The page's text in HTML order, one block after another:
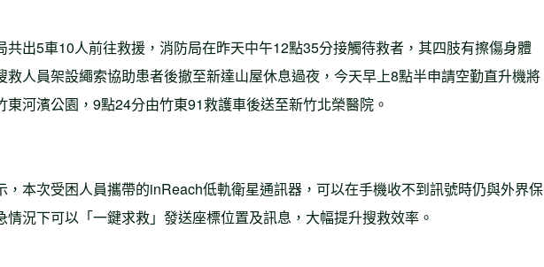
共出5車10人前往救援，消防局在昨天中午12點35分接觸待救者，其四肢有擦傷身體
救人員架設繩索協助患者後撤至新達山屋休息過夜，今天早上8點半申請空勤直升機將
東河濱公園，9點24分由竹東91救護車後送至新竹北榮醫院。
，本次受困人員攜帶的inReach低軌衛星通訊器，可以在手機收不到訊號時仍與外界保
情況下可以「一鍵求救」發送座標位置及訊息，大幅提升搜救效率。